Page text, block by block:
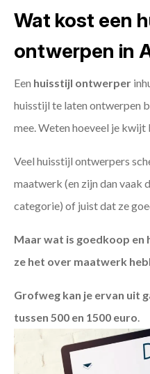
Wat kost een
ontwerpen in
Een huisstijl ontwerper
huisstijl te laten ontwerpen
mee. Weten hoeveel je
Veel huisstijl ontwerpers
maatwerk (en zijn dan vaak
categorie) of juist dat ze
Maar wat is goedkoop en
ze het over maatwerk
Grofweg kan je ervan uit
tussen 500 en 1500 euro.